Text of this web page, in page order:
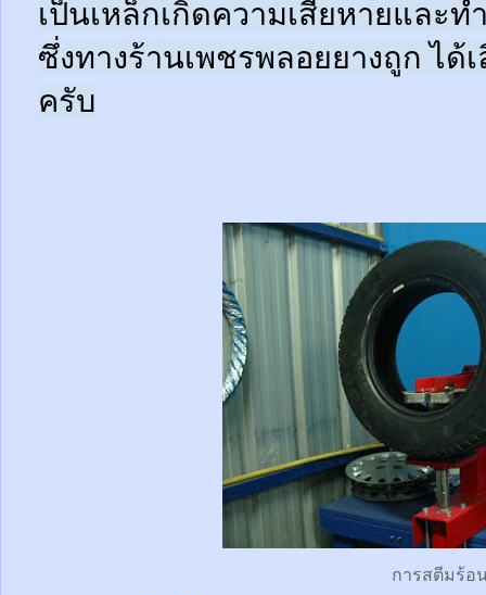
เป็นเหล็กเกิดความเสียหายและท
ซึ่งทางร้านเพชรพลอยยางถูก ได้
ครับ
การสตีมร้อ